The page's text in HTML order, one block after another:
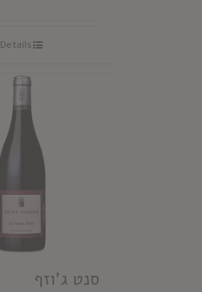
Details
סנט ג'וזף